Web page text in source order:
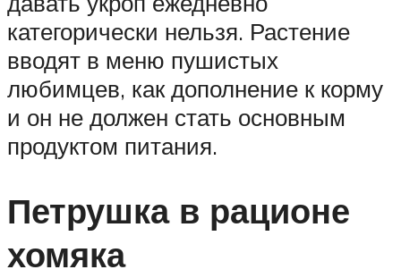
категорически нельзя. Растение
вводят в меню пушистых
любимцев, как дополнение к корму
и он не должен стать основным
продуктом питания.
Петрушка в рационе
хомяка